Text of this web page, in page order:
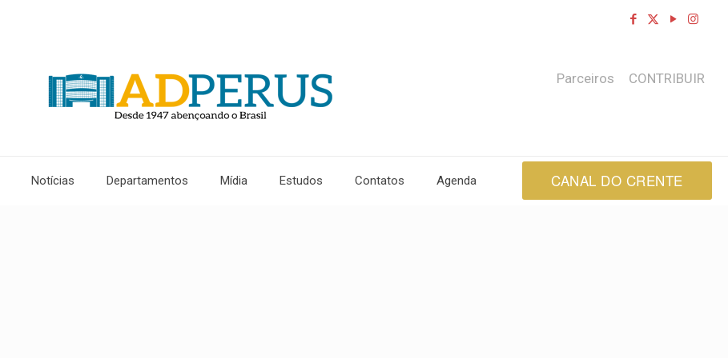
Notícias Departamentos Mídia Estudos Contatos Agenda
Parceiros CONTRIBUIR
CANAL DO CRENTE